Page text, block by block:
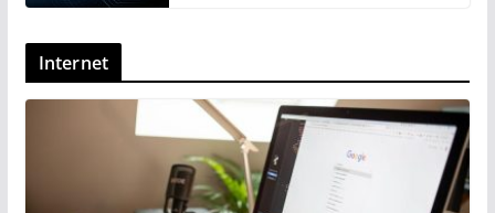
Internet